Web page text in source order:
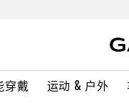
穿戴 运动 & 户外